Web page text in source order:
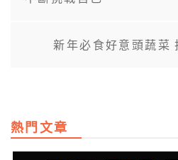
新年必食好意頭蔬菜
熱門文章